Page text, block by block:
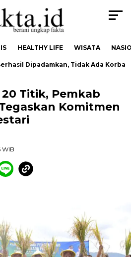
HEALTHY LIFE WISATA
Dipadamkan, Tidak Ada Korban
20 Titik, Pemkab
Komitmen
WIB